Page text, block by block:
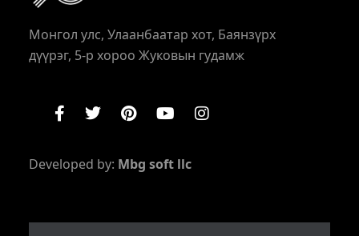
Монгол улс, Улаанбаатар хот, Баянзүрх
дүүрэг, 5-р хороо Жуковын гудамж
Developed by: Mbg soft llc